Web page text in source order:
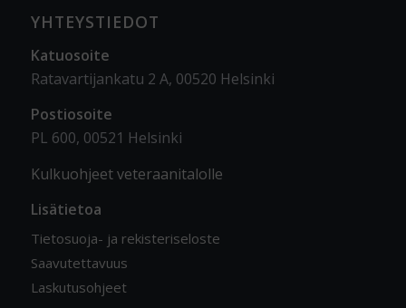
YHTEYSTIEDOT
Katuosoite
Ratavartijankatu 2 A, 00520 Helsinki
Postiosoite
PL 600, 00521 Helsinki
Kulkuohjeet veteraanitalolle
Lisätietoa
Tietosuoja- ja rekisteriseloste
Saavutettavuus
Laskutusohjeet